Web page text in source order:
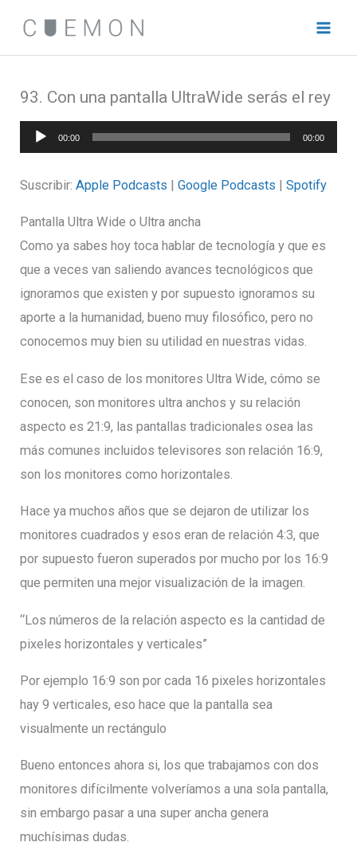
contenido
93. Con una pantalla UltraWide serás el rey
Reproductor
de
audio
00:00 00:00
Suscribir:Apple Podcasts |Google Podcasts |Spotify
Pantalla Ultra Wide o Ultra ancha
Como ya sabes hoy toca hablar de tecnología y que es
que a veces van saliendo avances tecnológicos que
ignoramos que existen y por supuesto ignoramos su
aporte a la humanidad, bueno muy filosófico, pero no
conocemos muy bien su utilidad en nuestras vidas.
Ese es el caso de los monitores Ultra Wide, cómo se
conocen, son monitores ultra anchos y su relación
aspecto es 21:9, las pantallas tradicionales osea las
más comunes incluidos televisores son relación 16:9,
son los monitores como horizontales.
Hace ya muchos años que se dejaron de utilizar los
monitores cuadrados y esos eran de relación 4:3, que
por supuesto fueron superados por mucho por los 16:9
que permiten una mejor visualización de la imagen.
“Los números de la relación aspecto es la cantidad de
pixeles horizontales y verticales”
Por ejemplo 16:9 son por cada 16 pixeles horizontales
hay 9 verticales, eso hace que la pantalla sea
visualmente un rectángulo
Bueno entonces ahora si, los que trabajamos con dos
monitores difícilmente volveríamos a una sola pantalla,
sin embargo pasar a una super ancha genera
muchísimas dudas.